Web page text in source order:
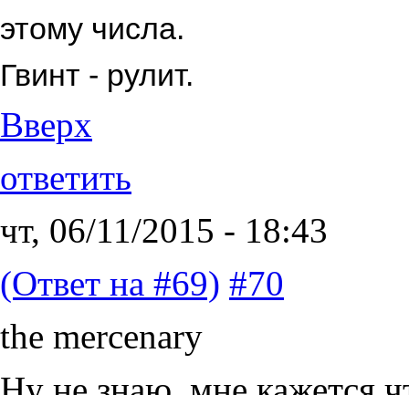
этому числа.
Гвинт - рулит.
Вверх
ответить
чт, 06/11/2015 - 18:43
(Ответ на #69) #70
the mercenary